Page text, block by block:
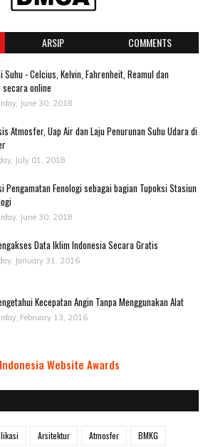
ARSIP COMMENTS
Suhu - Celcius, Kelvin, Fahrenheit, Reamul dan
secara online
June 30, 2018
Atmosfer, Uap Air dan Laju Penurunan Suhu Udara di
July 01, 2018
Pengamatan Fenologi sebagai bagian Tupoksi Stasiun
June 30, 2018
Data Iklim Indonesia Secara Gratis
January 31, 2016
Kecepatan Angin Tanpa Menggunakan Alat
February 13, 2016
Arsitektur Atmosfer
BMKG